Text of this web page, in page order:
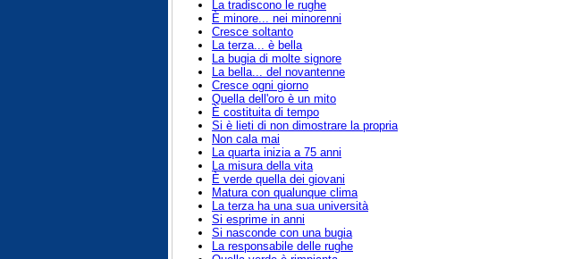
La tradiscono le rughe
È minore... nei minorenni
Cresce soltanto
La terza... è bella
La bugia di molte signore
La bella... del novantenne
Cresce ogni giorno
Quella dell'oro è un mito
È costituita di tempo
Si è lieti di non dimostrare la propria
Non cala mai
La quarta inizia a 75 anni
La misura della vita
È verde quella dei giovani
Matura con qualunque clima
La terza ha una sua università
Si esprime in anni
Si nasconde con una bugia
La responsabile delle rughe